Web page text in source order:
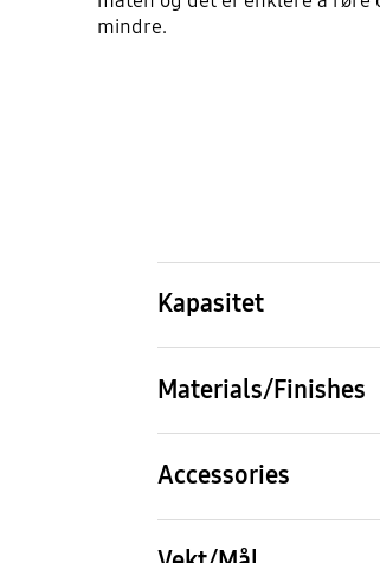
mindre.
Kapasitet
Materials/Finishes
Accessories
2-level Telescopic Rails, Fully